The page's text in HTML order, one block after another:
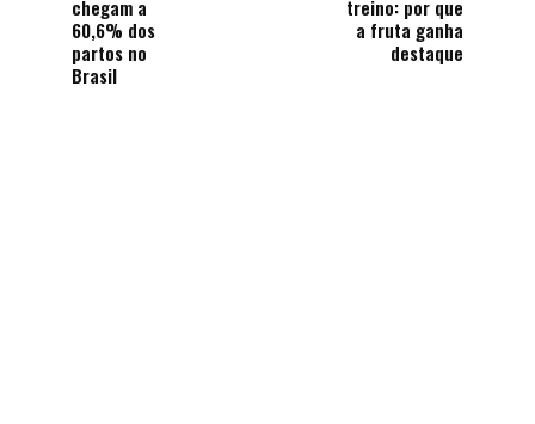
chegam a
60,6% dos
partos no
Brasil
treino: por que
a fruta ganha
destaque